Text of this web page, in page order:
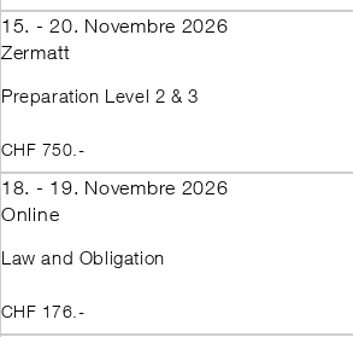
15. - 20. Novembre 2026
Zermatt
Preparation Level 2 & 3
CHF 750.-
18. - 19. Novembre 2026
Online
Law and Obligation
CHF 176.-